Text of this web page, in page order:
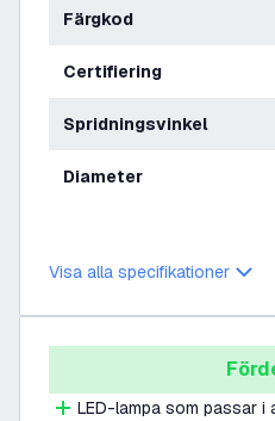
Färgkod
Certifiering
Spridningsvinkel
Diameter
Visa alla specifikationer
LED-lampa som passar i